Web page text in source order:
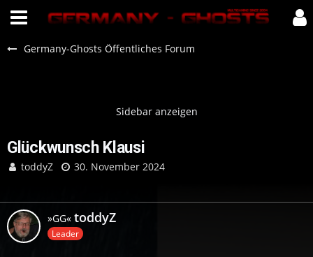
Germany-Ghosts Öffentliches Forum
Glückwunsch Klausi
toddyZ 30. November 2024
»GG« toddyZ
Leader